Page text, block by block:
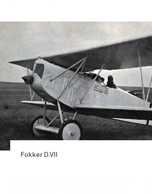
Fokker D.VII